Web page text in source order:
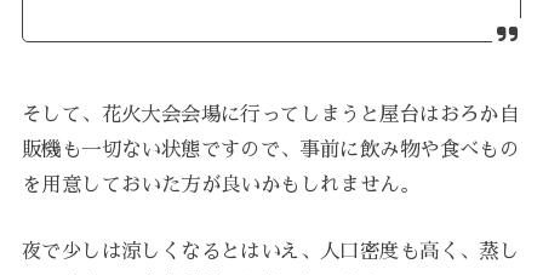
そして、花火大会会場に行ってしまうと屋台はおろか自
販機も一切ない状態ですので、事前に飲み物や食べもの
を用意しておいた方が良いかもしれません。
夜で少しは涼しくなるとはいえ、人口密度も高く、蒸し